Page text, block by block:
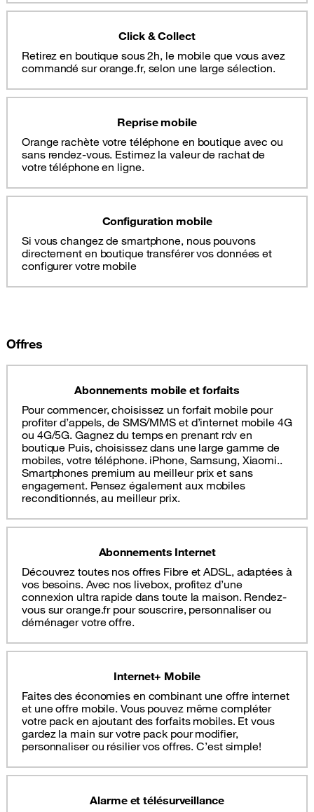
Click & Collect
Retirez en boutique sous 2h, le mobile que vous avez
commandé sur orange.fr, selon une large sélection.
Reprise mobile
Orange rachète votre téléphone en boutique avec ou
sans rendez-vous. Estimez la valeur de rachat de
votre téléphone en ligne.
Configuration mobile
Si vous changez de smartphone, nous pouvons
directement en boutique transférer vos données et
configurer votre mobile
Offres
Abonnements mobile et forfaits
Pour commencer, choisissez un forfait mobile pour
profiter d’appels, de SMS/MMS et d’internet mobile 4G
ou 4G/5G. Gagnez du temps en prenant rdv en
boutique Puis, choisissez dans une large gamme de
mobiles, votre téléphone. iPhone, Samsung, Xiaomi..
Smartphones premium au meilleur prix et sans
engagement. Pensez également aux mobiles
reconditionnés, au meilleur prix.
Abonnements Internet
Découvrez toutes nos offres Fibre et ADSL, adaptées à
vos besoins. Avec nos livebox, profitez d’une
connexion ultra rapide dans toute la maison. Rendez-
vous sur orange.fr pour souscrire, personnaliser ou
déménager votre offre.
Internet+ Mobile
Faites des économies en combinant une offre internet
et une offre mobile. Vous pouvez même compléter
votre pack en ajoutant des forfaits mobiles. Et vous
gardez la main sur votre pack pour modifier,
personnaliser ou résilier vos offres. C’est simple!
Alarme et télésurveillance